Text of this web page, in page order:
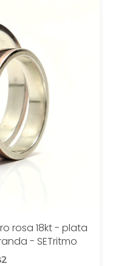
rosa 18kt - plata
- SETritmo